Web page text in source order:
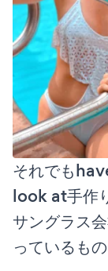
それでも
look at手作
サングラス
っているも